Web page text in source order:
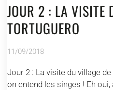
JOUR 2 : LA VISITE
TORTUGUERO
11/09/2018
Jour 2 : La visite du village
on entend les singes ! Eh